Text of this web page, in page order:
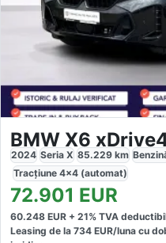
BMW X6
2024 Seria X 85.229 km
Tracțiune 4x4 (automat)
72.901 EUR
60.248 EUR + 21% TVA
Leasing de la 734 EUR/luna cu